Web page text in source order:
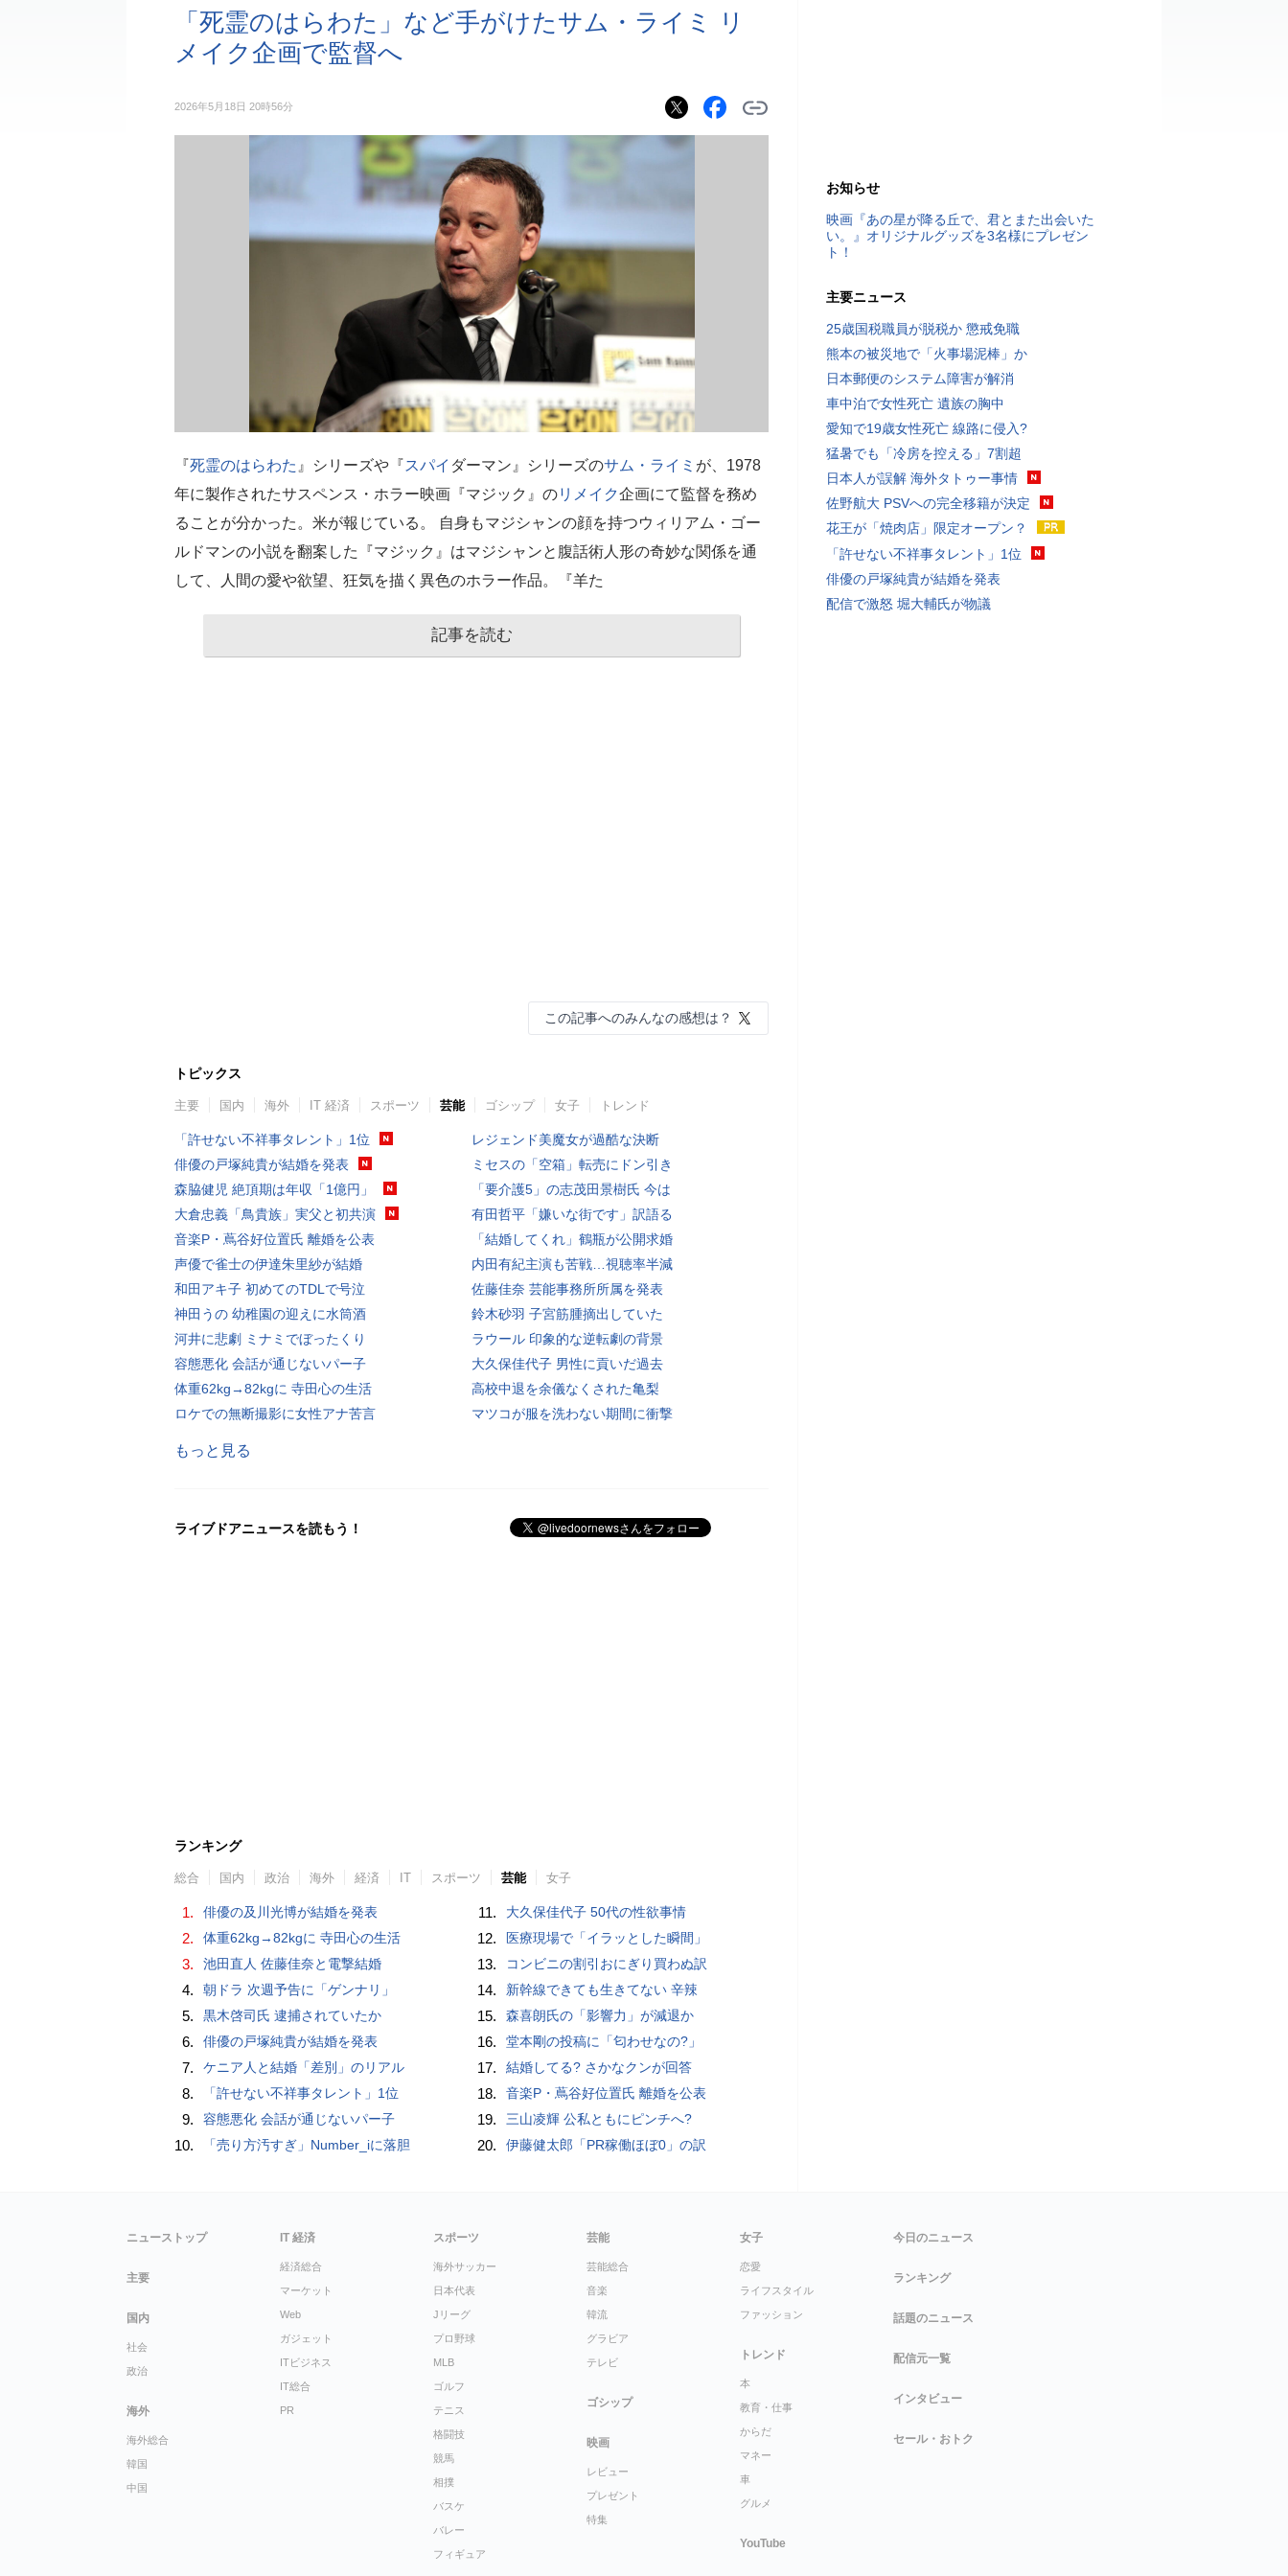
「死霊のはらわた」など手がけたサム・ライミ リ
メイク企画で監督へ
2026年5月18日 20時56分
『死霊のはらわた 』シリーズや『スパイ ダーマン』シリーズのサム・ライミ が、1978
年に製作されたサスペンス・ホラー映画『マジック』のリメイク企画にて監督を務め
ることが分かった。米が報じている。 自身もマジシャンの顔を持つウィリアム・ゴー
ルドマンの小説を翻案した『マジック』はマジシャンと腹話術人形の奇妙な関係を通
して、人間の愛や欲望、狂気を描く異色のホラー作品。『羊た
記事を読む
この記事へのみんなの感想は？
トピックス
主要 国内 海外 IT 経済 スポーツ 芸能 ゴシップ 女子 トレンド
「許せない不祥事タレント」1位
俳優の戸塚純貴が結婚を発表
森脇健児 絶頂期は年収「1億円」
大倉忠義「鳥貴族」実父と初共演
音楽P・蔦谷好位置氏 離婚を公表
声優で雀士の伊達朱里紗が結婚
和田アキ子 初めてのTDLで号泣
神田うの 幼稚園の迎えに水筒酒
河井に悲劇 ミナミでぼったくり
容態悪化 会話が通じないパー子
体重62kg→82kgに 寺田心の生活
ロケでの無断撮影に女性アナ苦言
レジェンド美魔女が過酷な決断
ミセスの「空箱」転売にドン引き
「要介護5」の志茂田景樹氏 今は
有田哲平「嫌いな街です」訳語る
「結婚してくれ」鶴瓶が公開求婚
内田有紀主演も苦戦…視聴率半減
佐藤佳奈 芸能事務所所属を発表
鈴木砂羽 子宮筋腫摘出していた
ラウール 印象的な逆転劇の背景
大久保佳代子 男性に貢いだ過去
高校中退を余儀なくされた亀梨
マツコが服を洗わない期間に衝撃
もっと見る
ライブドアニュースを読もう！
ランキング
総合 国内 政治 海外 経済 IT スポーツ 芸能 女子
1. 俳優の及川光博が結婚を発表
2. 体重62kg→82kgに 寺田心の生活
3. 池田直人 佐藤佳奈と電撃結婚
4. 朝ドラ 次週予告に「ゲンナリ」
5. 黒木啓司氏 逮捕されていたか
6. 俳優の戸塚純貴が結婚を発表
7. ケニア人と結婚「差別」のリアル
8. 「許せない不祥事タレント」1位
9. 容態悪化 会話が通じないパー子
10. 「売り方汚すぎ」Number_iに落胆
11. 大久保佳代子 50代の性欲事情
12. 医療現場で「イラッとした瞬間」
13. コンビニの割引おにぎり買わぬ訳
14. 新幹線できても生きてない 辛辣
15. 森喜朗氏の「影響力」が減退か
16. 堂本剛の投稿に「匂わせなの?」
17. 結婚してる? さかなクンが回答
18. 音楽P・蔦谷好位置氏 離婚を公表
19. 三山凌輝 公私ともにピンチへ?
20. 伊藤健太郎「PR稼働ほぼ0」の訳
お知らせ
映画『あの星が降る丘で、君とまた出会いた
い。』オリジナルグッズを3名様にプレゼン
ト！
主要ニュース
25歳国税職員が脱税か 懲戒免職
熊本の被災地で「火事場泥棒」か
日本郵便のシステム障害が解消
車中泊で女性死亡 遺族の胸中
愛知で19歳女性死亡 線路に侵入?
猛暑でも「冷房を控える」7割超
日本人が誤解 海外タトゥー事情
佐野航大 PSVへの完全移籍が決定
花王が「焼肉店」限定オープン？
「許せない不祥事タレント」1位
俳優の戸塚純貴が結婚を発表
配信で激怒 堀大輔氏が物議
ニューストップ
主要
国内
社会
政治
海外
海外総合
韓国
中国
IT 経済
経済総合
マーケット
Web
ガジェット
ITビジネス
IT総合
PR
スポーツ
海外サッカー
日本代表
Jリーグ
プロ野球
MLB
ゴルフ
テニス
格闘技
競馬
相撲
バスケ
バレー
フィギュア
芸能
芸能総合
音楽
韓流
グラビア
テレビ
ゴシップ
映画
レビュー
プレゼント
特集
女子
恋愛
ライフスタイル
ファッション
トレンド
本
教育・仕事
からだ
マネー
車
グルメ
YouTube
今日のニュース
ランキング
話題のニュース
配信元一覧
インタビュー
セール・おトク